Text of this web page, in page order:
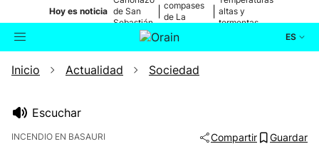
Hoy es noticia de San
Sebastián
compases
de La
altas y
tormentas
ES
Buscador Actualidad
Inicio Actualidad Sociedad
Escuchar
INCENDIO EN BASAURI Compartir Guardar